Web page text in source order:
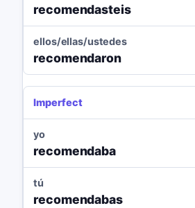
recomendasteis
ellos/ellas/ustedes
recomendaron
Imperfect
yo
recomendaba
tú
recomendabas